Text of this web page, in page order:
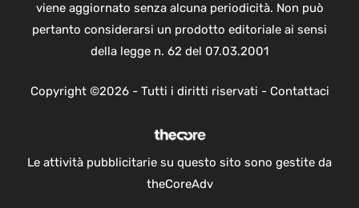
viene aggiornato senza alcuna periodicità. Non può
pertanto considerarsi un prodotto editoriale ai sensi
della legge n. 62 del 07.03.2001
Copyright ©2026 - Tutti i diritti riservati - Contattaci
Le attività pubblicitarie su questo sito sono gestite da
theCoreAdv